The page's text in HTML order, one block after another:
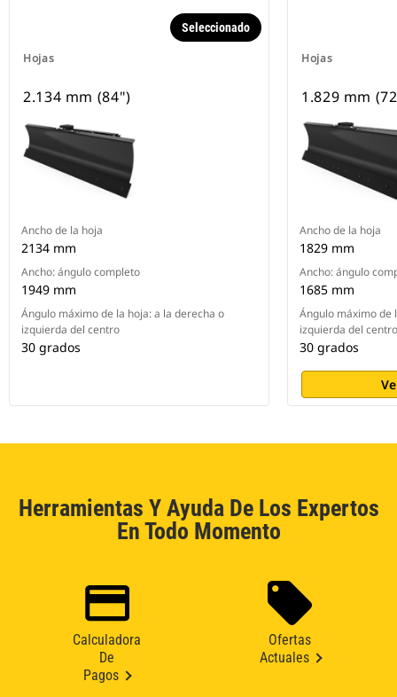
Hojas
Seleccionado
2.134 mm (84")
Ancho de la hoja
2134 mm
Ancho: ángulo completo
1949 mm
Ángulo máximo de la hoja: a la derecha o
izquierda del centro
30 grados
Hojas
1.829 mm
Ancho de la hoja
1829 mm
Ancho: ángulo
1685 mm
Ángulo máximo de
izquierda del centro
30 grados
Herramientas Y Ayuda De Los Expertos
En Todo Momento
Calculadora
De
Pagos
Ofertas
Actuales